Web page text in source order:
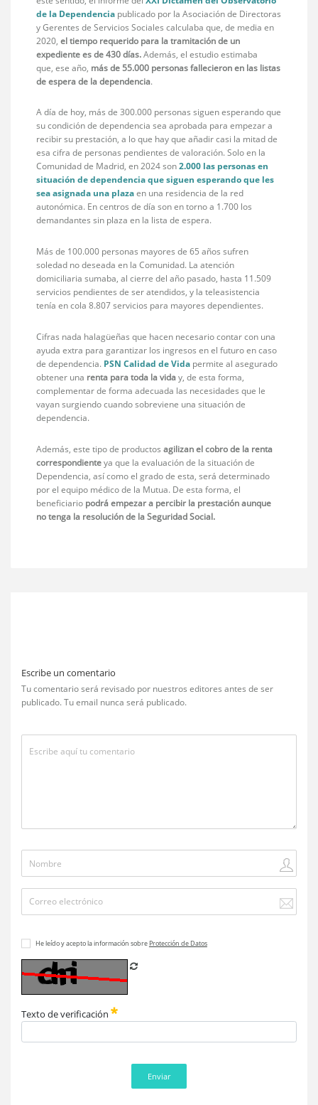
de la Dependencia publicado por la Asociación de Directoras
y Gerentes de Servicios Sociales calculaba que, de media en
2020,el tiempo requerido para la tramitación de un
expediente es de 430 días.Además, el estudio estimaba
que, ese año, más de 55.000 personas fallecieron en las listas
de espera de la dependencia.
A día de hoy, más de 300.000 personas siguen esperando que
su condición de dependencia sea aprobada para empezar a
recibir su prestación, a lo que hay que añadir casi la mitad de
esa cifra de personas pendientes de valoración. Solo en la
Comunidad de Madrid, en 2024 son2.000 las personas en
situación de dependencia que siguen esperando que les
sea asignada una plazaen una residencia de la red
autonómica. En centros de día son en torno a 1.700 los
demandantes sin plaza en la lista de espera.
Más de 100.000 personas mayores de 65 años sufren
soledad no deseada en la Comunidad. La atención
domiciliaria sumaba, al cierre del año pasado, hasta 11.509
servicios pendientes de ser atendidos, y la teleasistencia
tenía en cola 8.807 servicios para mayores dependientes.
Cifras nada halagüeñas que hacen necesario contar con una
ayuda extra para garantizar los ingresos en el futuro en caso
de dependencia. PSN Calidad de Vida permite al asegurado
obtener una renta para toda la viday, de esta forma,
complementar de forma adecuada las necesidades que le
vayan surgiendo cuando sobreviene una situación de
dependencia.
Además, este tipo de productos agilizan el cobro de la renta
correspondienteya que la evaluación de la situación de
Dependencia, así como el grado de esta, será determinado
por el equipo médico de la Mutua. De esta forma, el
beneficiario podrá empezar a percibir la prestación aunque
no tenga la resolución de la Seguridad Social.
Escribe un comentario
Tu comentario será revisado por nuestros editores antes de ser
publicado. Tu email nunca será publicado.
He leído y acepto la información sobre Protección de Datos
Texto de verificación
Enviar